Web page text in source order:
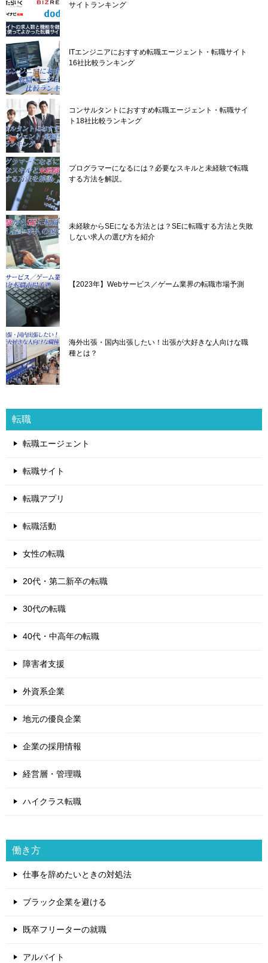
サイトランキング
ITエンジニアにおすすめ転職エージェント・転職サイト
16社比較ランキング
コンサルタントにおすすめ転職エージェント・転職サイ
ト18社比較ランキング
プログラマーになるには？必要なスキルと未経験で転職
する方法を解説。
未経験からSEになる方法とは？SEに転職する方法と失敗
しない求人の選び方を紹介
【2023年】Webサービス／ゲーム業界の転職市場予測
海外出張・国内出張したい！出張が大好きな人向けな職
種とは？
転職
転職エージェント
転職サイト
転職アプリ
転職活動
女性の転職
20代・第二新卒の転職
30代の転職
40代・中高年の転職
障害者支援
外資系企業
地元の優良企業
企業の採用情報
経営層・管理職
ハイクラス転職
働き方
仕事を辞めたいときの対処法
ブラック企業を避ける
既卒フリーターの就職
アルバイト